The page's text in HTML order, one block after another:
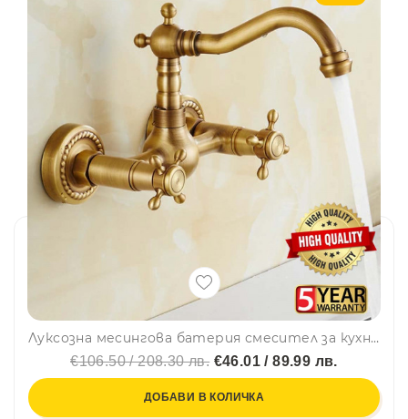
Луксозна месингова батерия смесител за кухня и баня - стенен монтаж, ретро, винтидж KM-6420
€106.50 / 208.30 лв. €46.01 / 89.99 лв.
ДОБАВИ В КОЛИЧКА